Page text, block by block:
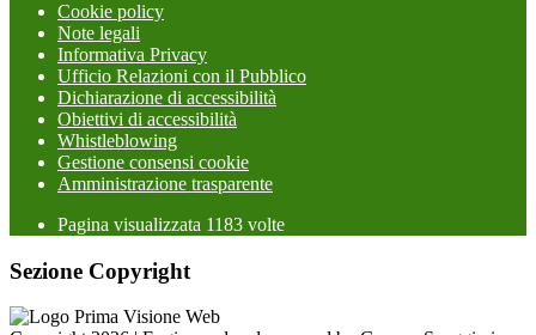
Cookie policy
Note legali
Informativa Privacy
Ufficio Relazioni con il Pubblico
Dichiarazione di accessibilità
Obiettivi di accessibilità
Whistleblowing
Gestione consensi cookie
Amministrazione trasparente
Pagina visualizzata 1183 volte
Sezione Copyright